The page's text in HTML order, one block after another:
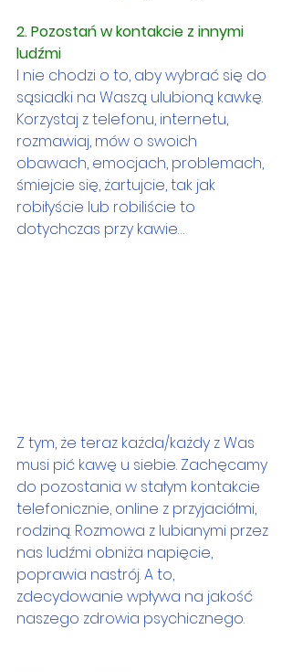
2. Pozostań w kontakcie z innymi
ludźmi
I nie chodzi o to, aby wybrać się do
sąsiadki na Waszą ulubioną kawkę.
Korzystaj z telefonu, internetu,
rozmawiaj, mów o swoich
obawach, emocjach, problemach,
śmiejcie się, żartujcie, tak jak
robiłyście lub robiliście to
dotychczas przy kawie…
Z tym, że teraz każda/każdy z Was
musi pić kawę u siebie. Zachęcamy
do pozostania w stałym kontakcie
telefonicznie, online z przyjaciółmi,
rodziną. Rozmowa z lubianymi przez
nas ludźmi obniża napięcie,
poprawia nastrój. A to,
zdecydowanie wpływa na jakość
naszego zdrowia psychicznego.